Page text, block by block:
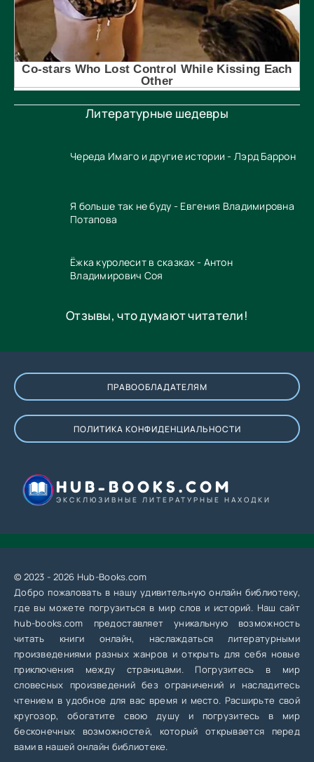
Литературные шедевры
Череда Имаго и другие истории - Лэрд Баррон
Я больше так не буду - Евгения Владимировна
Потапова
Ёжка куролесит в сказках - Антон
Владимирович Соя
Отзывы, что думают читатели!
ПРАВООБЛАДАТЕЛЯМ
ПОЛИТИКА КОНФИДЕНЦИАЛЬНОСТИ
HUB-BOOKS.COM
ЭКСКЛЮЗИВНЫЕ ЛИТЕРАТУРНЫЕ НАХОДКИ
© 2023 - 2026 Hub-Books.com
Добро пожаловать в нашу удивительную онлайн библиотеку,
где вы можете погрузиться в мир слов и историй. Наш сайт
hub-books.com предоставляет уникальную возможность
читать книги онлайн, наслаждаться литературными
произведениями разных жанров и открыть для себя новые
приключения между страницами. Погрузитесь в мир
словесных произведений без ограничений и насладитесь
чтением в удобное для вас время и место. Расширьте свой
кругозор, обогатите свою душу и погрузитесь в мир
бесконечных возможностей, который открывается перед
вами в нашей онлайн библиотеке.